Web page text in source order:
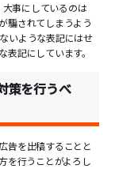
事にしているのは
騙されてしまうよう
いような表記にはせ
記にしています。
策を行うべ
告を出稿することと
を行うことがよろし